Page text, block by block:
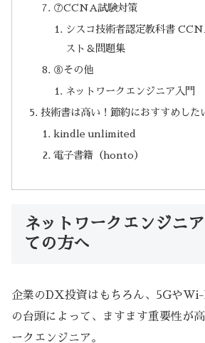
⑦CCNA試験対策
シスコ技術者認定教科書
スト＆問題集
⑧その他
ネットワークエンジニア入門
技術書は高い！節約におすすめした
kindle unlimited
電子書籍（honto）
ネットワークエンジニ
ての方へ
企業のDX投資はもちろん、5Gや
の台頭によって、ますます重要性が
ークエンジニア。